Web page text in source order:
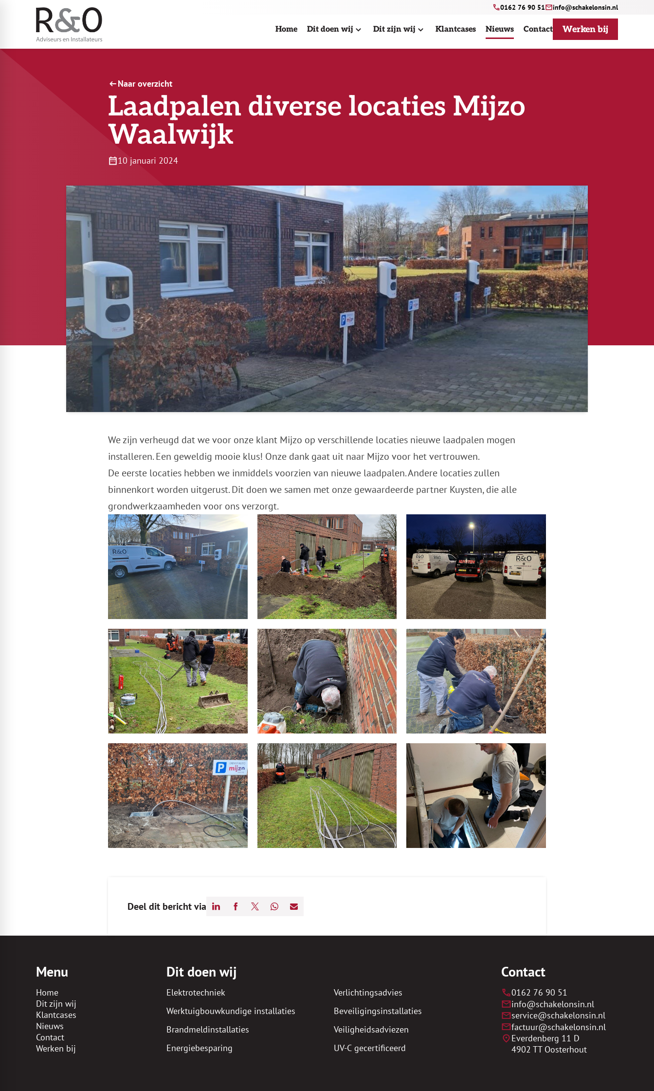
Home Dit doen wij Dit zijn wij Klantcases Nieuws Contact Werken bij
0162 76 90 51 info@schakelonsin.nl
Naar overzicht
Laadpalen diverse locaties Mijzo
Waalwijk
10 januari 2024
We zijn verheugd dat we voor onze klant Mijzo op verschillende locaties nieuwe laadpalen mogen
installeren. Een geweldig mooie klus! Onze dank gaat uit naar Mijzo voor het vertrouwen.
De eerste locaties hebben we inmiddels voorzien van nieuwe laadpalen. Andere locaties zullen
binnenkort worden uitgerust. Dit doen we samen met onze gewaardeerde partner Kuysten, die alle
grondwerkzaamheden voor ons verzorgt.
Deel dit bericht via
Menu
Home
Dit zijn wij
Klantcases
Nieuws
Contact
Werken bij
Dit doen wij
Elektrotechniek
Werktuigbouwkundige installaties
Brandmeldinstallaties
Energiebesparing
Verlichtingsadvies
Beveiligingsinstallaties
Veiligheidsadviezen
UV-C gecertificeerd
Contact
0162 76 90 51
info@schakelonsin.nl
​service@schakelonsin.nl
​factuur@schakelonsin.nl
Everdenberg 11 D
4902 TT Oosterhout